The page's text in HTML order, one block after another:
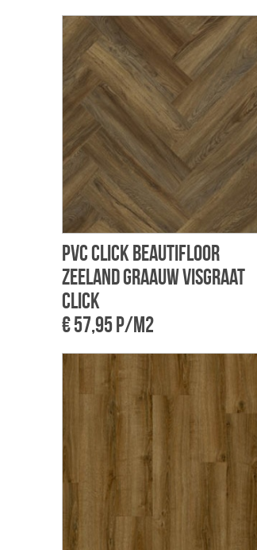
PVC Click Beautifloor
Zeeland Graauw visgraat
click
€ 57,95 p/m2